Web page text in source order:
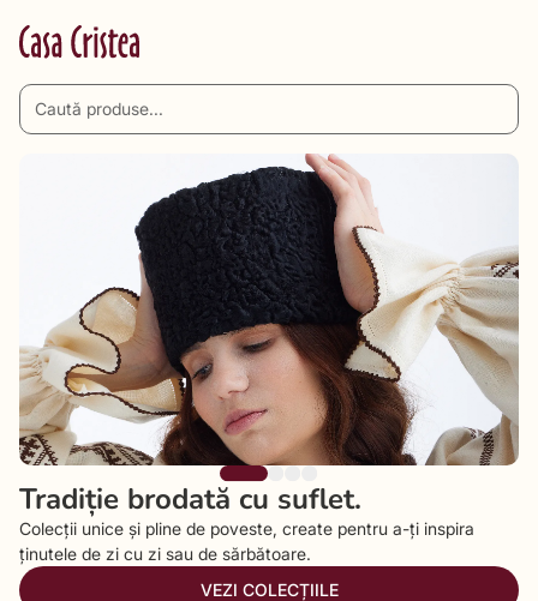
Tradiție brodată cu suflet.
Colecții unice și pline de poveste, create pentru a-ți inspira
ținutele de zi cu zi sau de sărbătoare.
VEZI COLECȚIILE